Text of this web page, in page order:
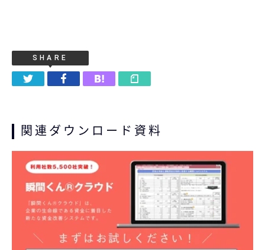
SHARE
関連ダウンロード資料